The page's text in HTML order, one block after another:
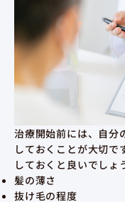
治療開始前には、自分
しておくことが大切で
しておくと良いでしょ
髪の薄さ
抜け毛の程度